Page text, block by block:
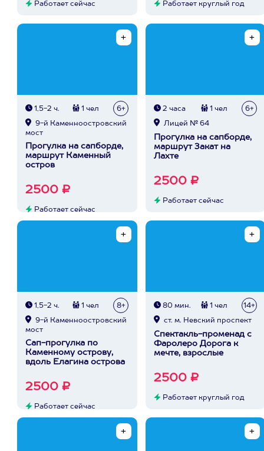
Работает сейчас Работает круглый год
1,5-2 ч. 1 чел 6+
9-й Каменноостровский
мост
Прогулка на сапборде,
маршрут Каменный
остров
2500 ₽
Работает сейчас
2 часа 1 чел 6+
Лицей № 64
Прогулка на сапборде,
маршрут Закат на
Лахте
2500 ₽
Работает сейчас
1,5-2 ч. 1 чел 8+
9-й Каменноостровский
мост
Сап-прогулка по
Каменному острову,
вдоль Елагина острова
2500 ₽
Работает сейчас
80 мин. 1 чел 14+
ст. м. Невский проспект
Спектакль-променад с
Фаролеро Дорога к
мечте, взрослые
2500 ₽
Работает круглый год